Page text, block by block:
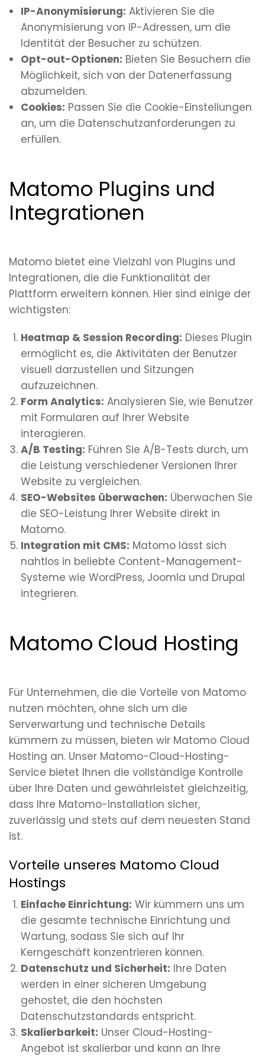
IP-Anonymisierung: Aktivieren Sie die
Anonymisierung von IP-Adressen, um die
Identität der Besucher zu schützen.
Opt-out-Optionen: Bieten Sie Besuchern die
Möglichkeit, sich von der Datenerfassung
abzumelden.
Cookies: Passen Sie die Cookie-Einstellungen
an, um die Datenschutzanforderungen zu
erfüllen.
Matomo Plugins und
Integrationen
Matomo bietet eine Vielzahl von Plugins und
Integrationen, die die Funktionalität der
Plattform erweitern können. Hier sind einige der
wichtigsten:
Heatmap & Session Recording: Dieses Plugin
ermöglicht es, die Aktivitäten der Benutzer
visuell darzustellen und Sitzungen
aufzuzeichnen.
Form Analytics: Analysieren Sie, wie Benutzer
mit Formularen auf Ihrer Website
interagieren.
A/B Testing: Führen Sie A/B-Tests durch, um
die Leistung verschiedener Versionen Ihrer
Website zu vergleichen.
SEO-Websites überwachen: Überwachen Sie
die SEO-Leistung Ihrer Website direkt in
Matomo.
Integration mit CMS: Matomo lässt sich
nahtlos in beliebte Content-Management-
Systeme wie WordPress, Joomla und Drupal
integrieren.
Matomo Cloud Hosting
Für Unternehmen, die die Vorteile von Matomo
nutzen möchten, ohne sich um die
Serverwartung und technische Details
kümmern zu müssen, bieten wir Matomo Cloud
Hosting an. Unser Matomo-Cloud-Hosting-
Service bietet Ihnen die vollständige Kontrolle
über Ihre Daten und gewährleistet gleichzeitig,
dass Ihre Matomo-Installation sicher,
zuverlässig und stets auf dem neuesten Stand
ist.
Vorteile unseres Matomo Cloud
Hostings
Einfache Einrichtung: Wir kümmern uns um
die gesamte technische Einrichtung und
Wartung, sodass Sie sich auf Ihr
Kerngeschäft konzentrieren können.
Datenschutz und Sicherheit: Ihre Daten
werden in einer sicheren Umgebung
gehostet, die den höchsten
Datenschutzstandards entspricht.
Skalierbarkeit: Unser Cloud-Hosting-
Angebot ist skalierbar und kann an Ihre